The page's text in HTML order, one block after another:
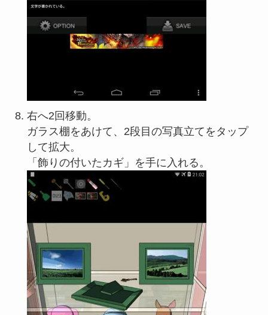
右へ2回移動。
ガラス棚をあけて、2段目の写真立てをタップ
して拡大。
「飾りの付いたカギ」を手に入れる。